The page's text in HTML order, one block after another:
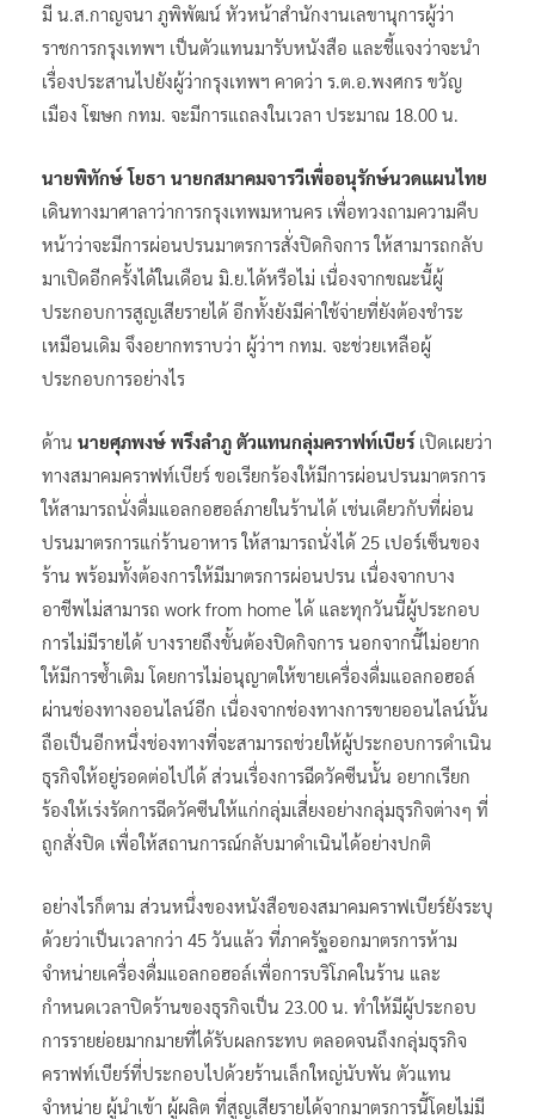
มี น.ส.กาญจนา ภูพิพัฒน์ หัวหน้าสำนักงานเลขานุการผู้ว่า
ราชการกรุงเทพฯ เป็นตัวแทนมารับหนังสือ และชี้แจงว่าจะนำ
เรื่องประสานไปยังผู้ว่ากรุงเทพฯ คาดว่า ร.ต.อ.พงศกร ขวัญ
เมือง โฆษก กทม. จะมีการแถลงในเวลา ประมาณ 18.00 น.
นายพิทักษ์ โยธา นายกสมาคมจารวีเพื่ออนุรักษ์นวดแผนไทย
เดินทางมาศาลาว่าการกรุงเทพมหานคร เพื่อทวงถามความคืบ
หน้าว่าจะมีการผ่อนปรนมาตรการสั่งปิดกิจการ ให้สามารถกลับ
มาเปิดอีกครั้งได้ในเดือน มิ.ย.ได้หรือไม่ เนื่องจากขณะนี้ผู้
ประกอบการสูญเสียรายได้ อีกทั้งยังมีค่าใช้จ่ายที่ยังต้องชำระ
เหมือนเดิม จึงอยากทราบว่า ผู้ว่าฯ กทม. จะช่วยเหลือผู้
ประกอบการอย่างไร
ด้าน นายศุภพงษ์ พรึงลำภู ตัวแทนกลุ่มคราฟท์เบียร์ เปิดเผยว่า
ทางสมาคมคราฟท์เบียร์ ขอเรียกร้องให้มีการผ่อนปรนมาตรการ
ให้สามารถนั่งดื่มแอลกอฮอล์ภายในร้านได้ เช่นเดียวกับที่ผ่อน
ปรนมาตรการแก่ร้านอาหาร ให้สามารถนั่งได้ 25 เปอร์เซ็นของ
ร้าน พร้อมทั้งต้องการให้มีมาตรการผ่อนปรน เนื่องจากบาง
อาชีพไม่สามารถ work from home ได้ และทุกวันนี้ผู้ประกอบ
การไม่มีรายได้ บางรายถึงขั้นต้องปิดกิจการ นอกจากนี้ไม่อยาก
ให้มีการซ้ำเติม โดยการไม่อนุญาตให้ขายเครื่องดื่มแอลกอฮอล์
ผ่านช่องทางออนไลน์อีก เนื่องจากช่องทางการขายออนไลน์นั้น
ถือเป็นอีกหนึ่งช่องทางที่จะสามารถช่วยให้ผู้ประกอบการดำเนิน
ธุรกิจให้อยู่รอดต่อไปได้ ส่วนเรื่องการฉีดวัคซีนนั้น อยากเรียก
ร้องให้เร่งรัดการฉีดวัคซีนให้แก่กลุ่มเสี่ยงอย่างกลุ่มธุรกิจต่างๆ ที่
ถูกสั่งปิด เพื่อให้สถานการณ์กลับมาดำเนินได้อย่างปกติ
อย่างไรก็ตาม ส่วนหนึ่งของหนังสือของสมาคมคราฟเบียร์ยังระบุ
ด้วยว่าเป็นเวลากว่า 45 วันแล้ว ที่ภาครัฐออกมาตรการห้าม
จำหน่ายเครื่องดื่มแอลกอฮอล์เพื่อการบริโภคในร้าน และ
กำหนดเวลาปิดร้านของธุรกิจเป็น 23.00 น. ทำให้มีผู้ประกอบ
การรายย่อยมากมายที่ได้รับผลกระทบ ตลอดจนถึงกลุ่มธุรกิจ
คราฟท์เบียร์ที่ประกอบไปด้วยร้านเล็กใหญ่นับพัน ตัวแทน
จำหน่าย ผู้นำเข้า ผู้ผลิต ที่สูญเสียรายได้จากมาตรการนี้โดยไม่มี